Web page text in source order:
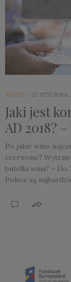
RÓŻNE 22 STYCZNIA
Jaki jest
AD 2018?
Po jakie wino
czerwone?
butelki wina? – Do
Polsce są